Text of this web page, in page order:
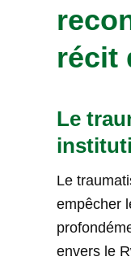
récit
Le
Le
empêcher
envers le